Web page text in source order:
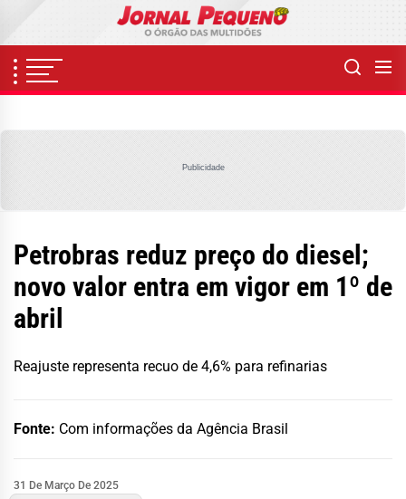
content
Publicidade
Petrobras reduz preço do diesel;
novo valor entra em vigor em 1º de
abril
Reajuste representa recuo de 4,6% para refinarias
Fonte: Com informações da Agência Brasil
31 De Março De 2025